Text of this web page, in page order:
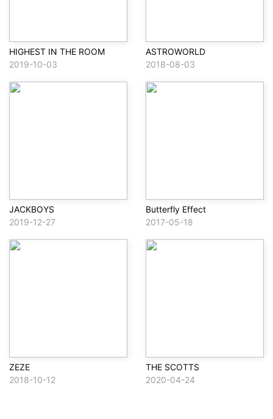
HIGHEST IN THE ROOM
2019-10-03
ASTROWORLD
2018-08-03
JACKBOYS
2019-12-27
Butterfly Effect
2017-05-18
ZEZE
2018-10-12
THE SCOTTS
2020-04-24